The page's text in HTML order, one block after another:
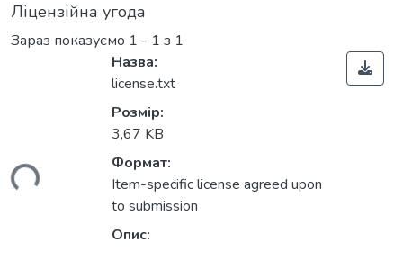
Ліцензійна угода
Зараз показуємо 1 - 1 з 1
Назва:
license.txt
Розмір:
3,67 KB
Формат:
Item-specific license agreed upon
to submission
Опис: